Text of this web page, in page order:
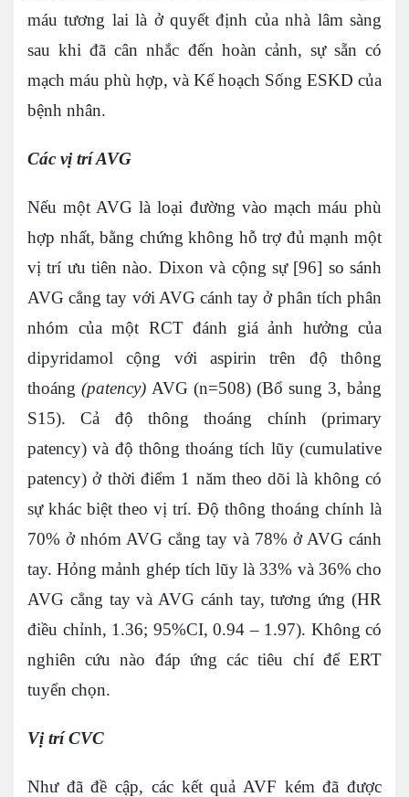
máu tương lai là ở quyết định của nhà lâm sàng
sau khi đã cân nhắc đến hoàn cảnh, sự sẵn có
mạch máu phù hợp, và Kế hoạch Sống ESKD của
bệnh nhân.
Các vị trí AVG
Nếu một AVG là loại đường vào mạch máu phù
hợp nhất, bằng chứng không hỗ trợ đủ mạnh một
vị trí ưu tiên nào. Dixon và cộng sự [96] so sánh
AVG cẳng tay với AVG cánh tay ở phân tích phân
nhóm của một RCT đánh giá ảnh hưởng của
dipyridamol cộng với aspirin trên độ thông
thoáng (patency) AVG (n=508) (Bổ sung 3, bảng
S15). Cả độ thông thoáng chính (primary
patency) và độ thông thoáng tích lũy (cumulative
patency) ở thời điểm 1 năm theo dõi là không có
sự khác biệt theo vị trí. Độ thông thoáng chính là
70% ở nhóm AVG cẳng tay và 78% ở AVG cánh
tay. Hỏng mảnh ghép tích lũy là 33% và 36% cho
AVG cẳng tay và AVG cánh tay, tương ứng (HR
điều chỉnh, 1.36; 95%CI, 0.94 – 1.97). Không có
nghiên cứu nào đáp ứng các tiêu chí để ERT
tuyển chọn.
Vị trí CVC
Như đã đề cập, các kết quả AVF kém đã được